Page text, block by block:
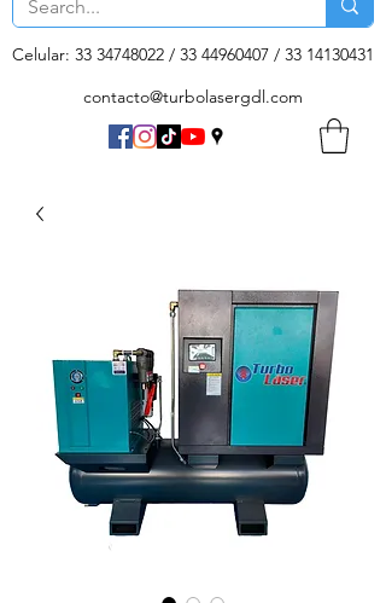
Celular: 33 34748022 / 33 44960407 / 33 14130431
contacto@turbolasergdl.com